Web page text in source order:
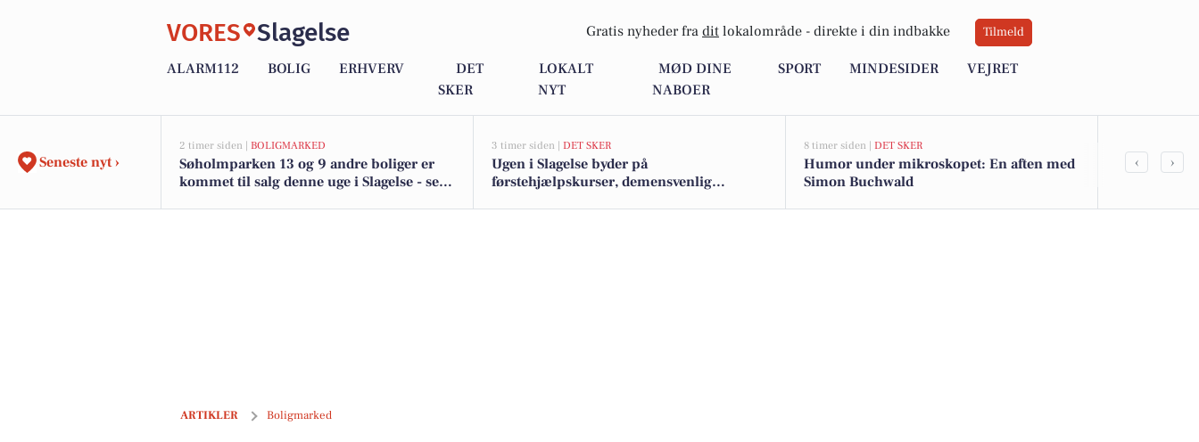
VORES Slagelse Gratis nyheder fra dit lokalområde - direkte i din indbakke Tilmeld
ALARM112 BOLIG ERHVERV
DET
SKER
LOKALT
NYT
MØD DINE
NABOER
SPORT MINDESIDER VEJRET
Seneste nyt ›
2 timer siden | BOLIGMARKED
Søholmparken 13 og 9 andre boliger er
kommet til salg denne uge i Slagelse - se
3 timer siden | DET SKER
Ugen i Slagelse byder på
førstehjælpskurser, demensvenlig
8 timer siden | DET SKER
Humor under mikroskopet: En aften med
Simon Buchwald
Sol og
‹ ›
ARTIKLER Boligmarked
Flakkebjerg Hovedg 23 er til salg for kun 595.000 kr.: Se de billigste boliger til salg i Slagelse her